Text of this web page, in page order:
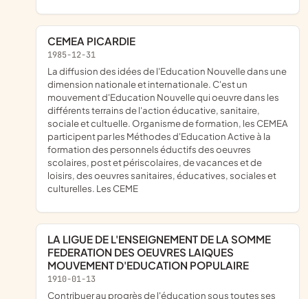
CEMEA PICARDIE
1985-12-31
la diffusion des idées de l'Education Nouvelle dans une
dimension nationale et internationale. C'est un
mouvement d'Education Nouvelle qui oeuvre dans les
différents terrains de l'action éducative, sanitaire,
sociale et cultuelle. Organisme de formation, les CEMEA
participent par les Méthodes d'Education Active à la
formation des personnels éductifs des oeuvres
scolaires, post et périscolaires, de vacances et de
loisirs, des oeuvres sanitaires, éducatives, sociales et
culturelles. Les CEME
LA LIGUE DE L'ENSEIGNEMENT DE LA SOMME
FEDERATION DES OEUVRES LAIQUES
MOUVEMENT D'EDUCATION POPULAIRE
1910-01-13
Contribuer au progrès de l'éducation sous toutes ses